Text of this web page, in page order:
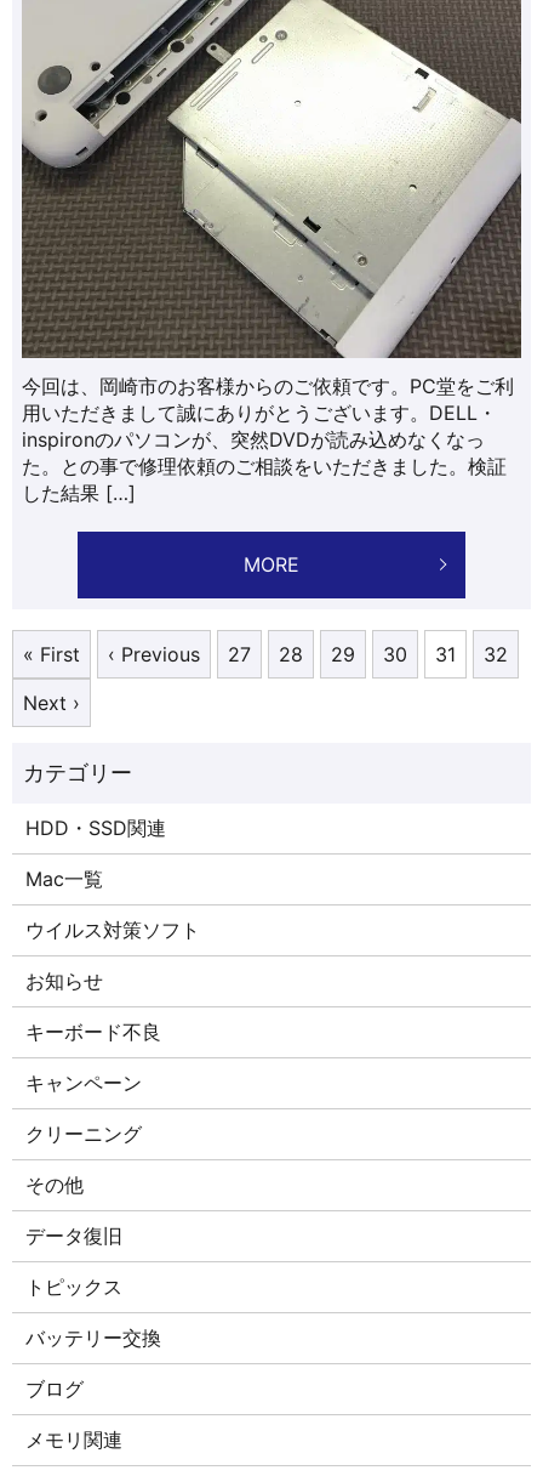
今回は、岡崎市のお客様からのご依頼です。PC堂をご利
用いただきまして誠にありがとうございます。DELL・
inspironのパソコンが、突然DVDが読み込めなくなっ
た。との事で修理依頼のご相談をいただきました。検証
した結果 […]
MORE
« First ‹ Previous 27 28 29 30 31
32
Next ›
HDD・SSD関連
Mac一覧
ウイルス対策ソフト
お知らせ
キーボード不良
キャンペーン
クリーニング
その他
データ復旧
トピックス
バッテリー交換
ブログ
メモリ関連